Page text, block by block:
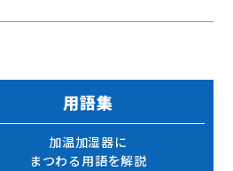
用語集
加温加湿器に
まつわる 用語を解説